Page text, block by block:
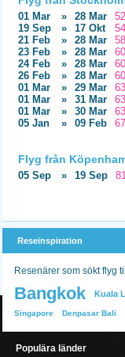
01 Mar » 28 Mar
19 Sep
» 17 Okt
21 Feb
» 28 Mar
23 Feb
» 28 Mar
24 Feb
» 28 Mar
26 Feb
» 28 Mar
01 Mar
» 29 Mar
01 Mar
» 31 Mar
01 Mar
» 30 Mar
05 Jan
» 09 Feb
Flyg från
05 Sep » 19 Sep
Reseinspiration
Resenärer som sökt flyg
Bangkok Kuala
Singapore Denpasar Bali
Populära länder